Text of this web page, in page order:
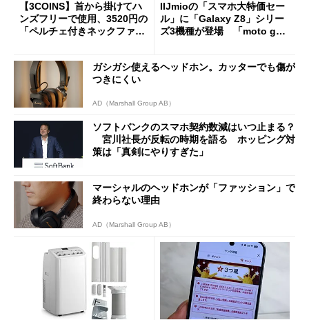
【3COINS】首から掛けてハ
ンズフリーで使用、3520円の
「ペルチェ付きネックファ
IIJmioの「スマホ大特価セー
ル」に「Galaxy Z8」シリー
ズ3機種が登場 「moto g37
ガシガシ使えるヘッドホン。カッターでも傷が
つきにくい
AD（Marshall Group AB）
ソフトバンクのスマホ契約数減はいつ止まる？
宮川社長が反転の時期を語る ホッピング対
策は「真剣にやりすぎた」
マーシャルのヘッドホンが「ファッション」で
終わらない理由
AD（Marshall Group AB）